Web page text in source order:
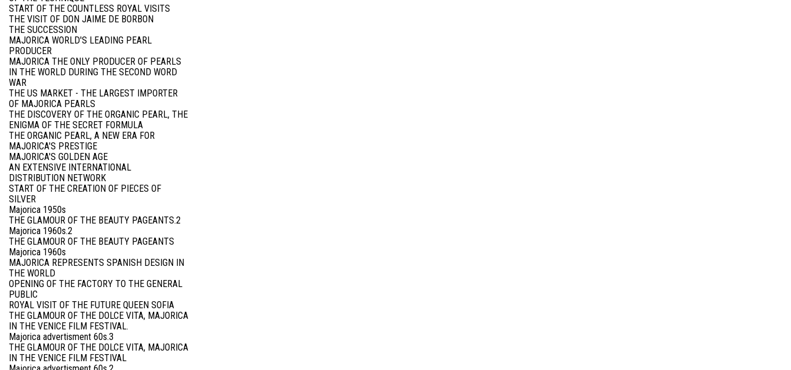
START OF THE COUNTLESS ROYAL VISITS
THE VISIT OF DON JAIME DE BORBON
THE SUCCESSION
MAJORICA WORLD'S LEADING PEARL
PRODUCER
MAJORICA THE ONLY PRODUCER OF PEARLS
IN THE WORLD DURING THE SECOND WORD
WAR
THE US MARKET - THE LARGEST IMPORTER
OF MAJORICA PEARLS
THE DISCOVERY OF THE ORGANIC PEARL, THE
ENIGMA OF THE SECRET FORMULA
THE ORGANIC PEARL, A NEW ERA FOR
MAJORICA'S PRESTIGE
MAJORICA'S GOLDEN AGE
AN EXTENSIVE INTERNATIONAL
DISTRIBUTION NETWORK
START OF THE CREATION OF PIECES OF
SILVER
Majorica 1950s
THE GLAMOUR OF THE BEAUTY PAGEANTS.2
Majorica 1960s.2
THE GLAMOUR OF THE BEAUTY PAGEANTS
Majorica 1960s
MAJORICA REPRESENTS SPANISH DESIGN IN
THE WORLD
OPENING OF THE FACTORY TO THE GENERAL
PUBLIC
ROYAL VISIT OF THE FUTURE QUEEN SOFIA
THE GLAMOUR OF THE DOLCE VITA, MAJORICA
IN THE VENICE FILM FESTIVAL.
Majorica advertisment 60s.3
THE GLAMOUR OF THE DOLCE VITA, MAJORICA
IN THE VENICE FILM FESTIVAL